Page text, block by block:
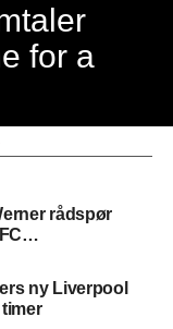
for a
rådspør
ny Liverpool